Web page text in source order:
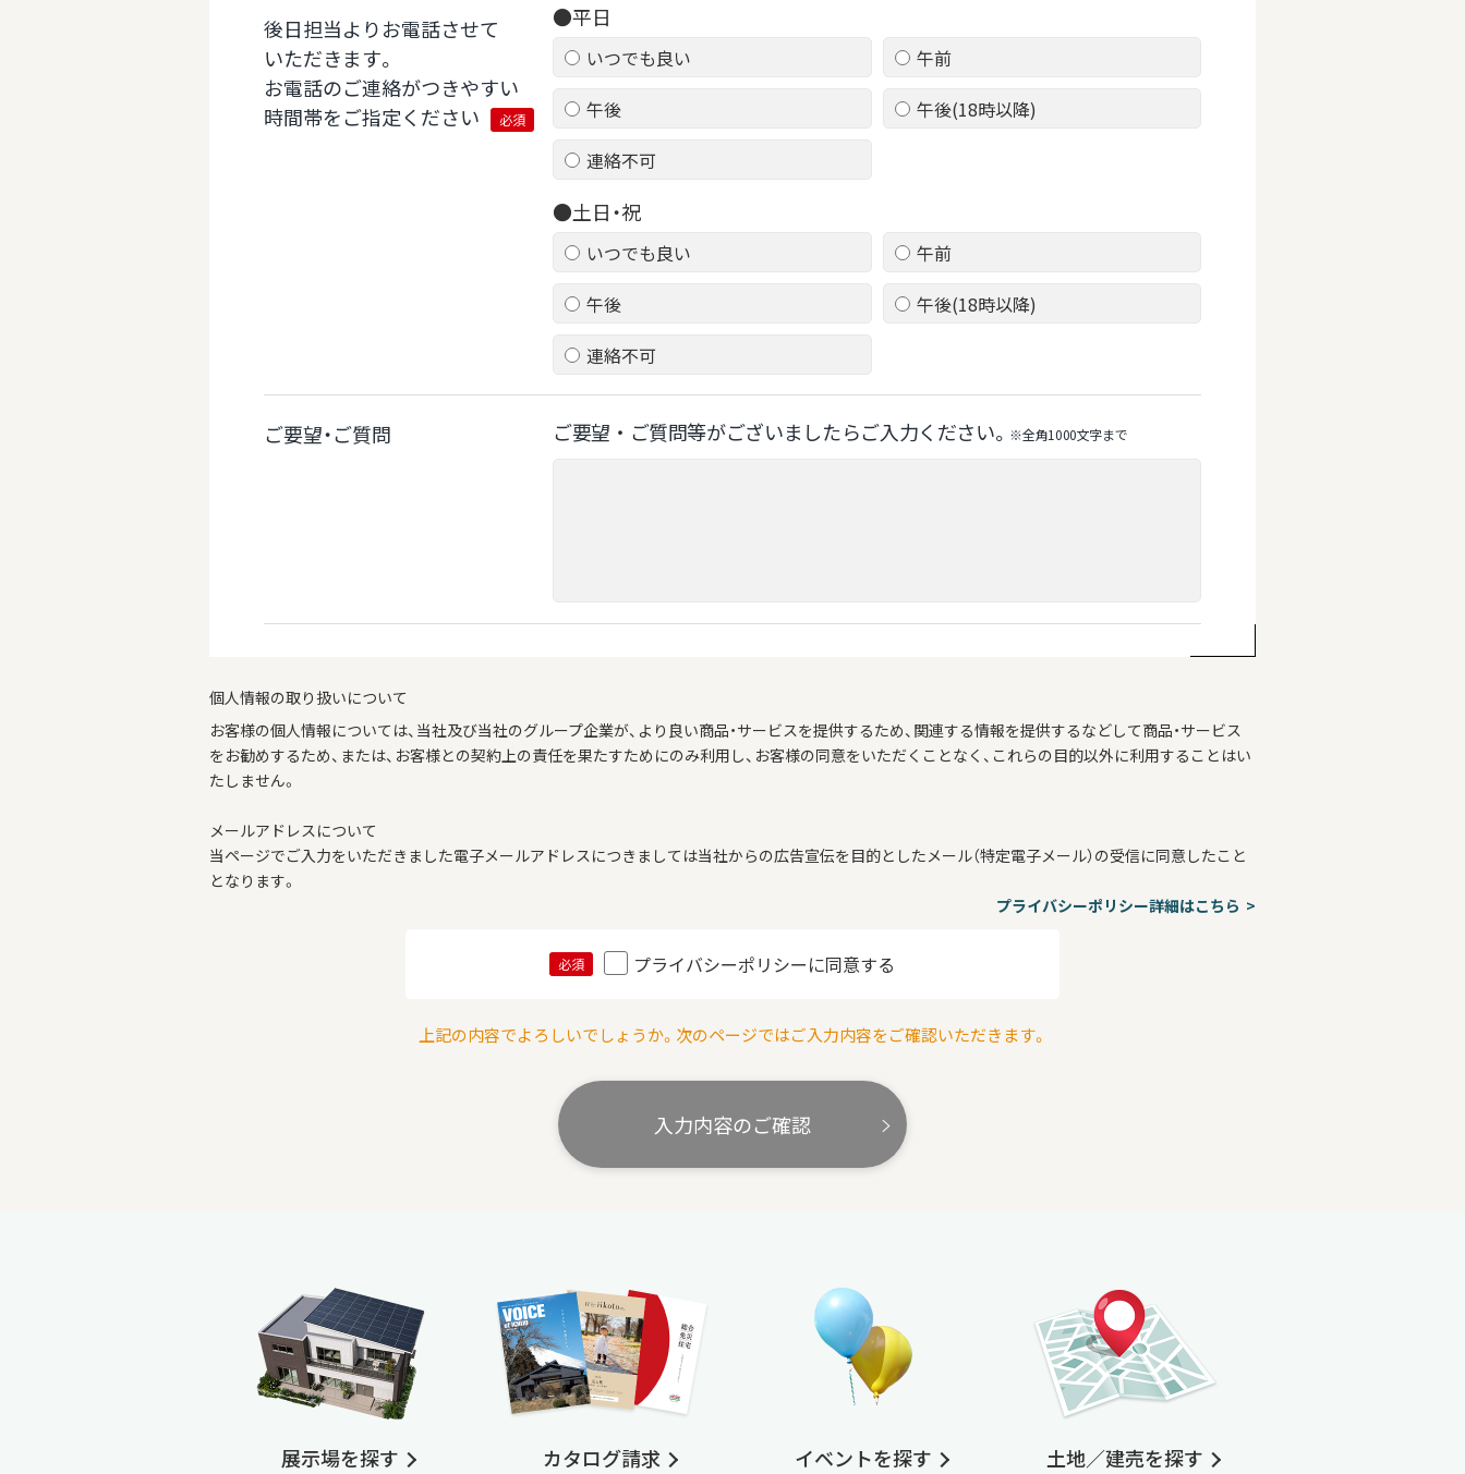
後日担当よりお電話させて
いただきます。
お電話のご連絡がつきやすい
時間帯をご指定ください
必須
●平日
いつでも良い
午前
午後
午後(18時以降)
連絡不可
●土日・祝
いつでも良い
午前
午後
午後(18時以降)
連絡不可
ご要望・ご質問 ご要望‧ご質問等がございましたらご⼊⼒ください。 ※全⾓1000⽂字まで
個人情報の取り扱いについて
お客様の個人情報については、当社及び当社のグループ企業が、より良い商品・サービスを提供するため、関連する情報を提供するなどして商品・サービス
をお勧めするため、または、お客様との契約上の責任を果たすためにのみ利用し、お客様の同意をいただくことなく、これらの目的以外に利用することはい
たしません。
メールアドレスについて
当ページでご入力をいただきました電子メールアドレスにつきましては当社からの広告宣伝を目的としたメール（特定電子メール）の受信に同意したこと
となります。
プライバシーポリシー詳細はこちら
必須 プライバシーポリシーに同意する
上記の内容でよろしいでしょうか。次のページではご入力内容をご確認いただきます。
入力内容のご確認
展示場を探す カタログ請求 イベントを探す 土地／建売を探す